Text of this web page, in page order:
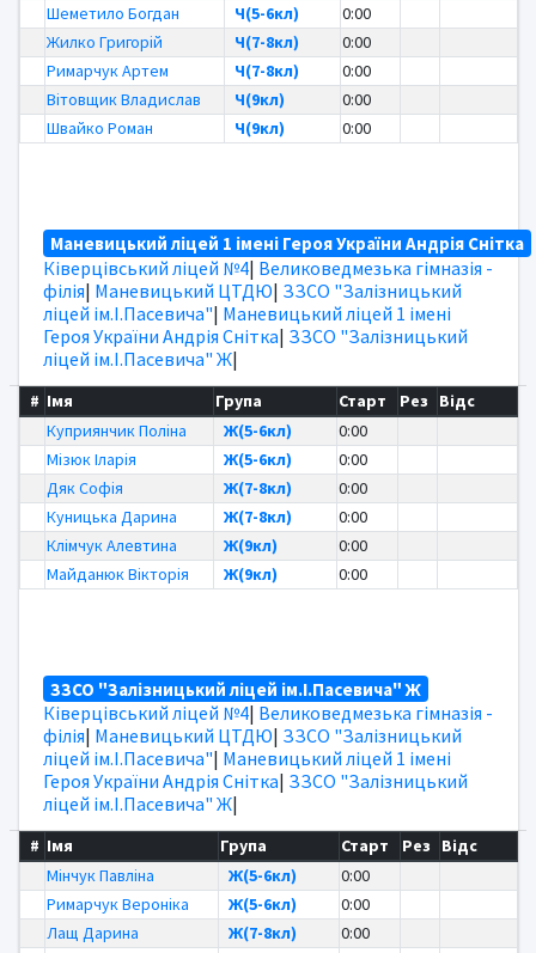
Шеметило Богдан
Ч(5-6кл)
0:00
Жилко Григорій
Ч(7-8кл)
0:00
Римарчук Артем
Ч(7-8кл)
0:00
Вітовщик Владислав
Ч(9кл)
0:00
Швайко Роман
Ч(9кл) 0:00
Маневицький ліцей 1 імені Героя України Андрія Снітка
Ківерцівський ліцей №4| Великоведмезька гімназія -
філія| Маневицький ЦТДЮ| ЗЗСО "Залізницький
ліцей ім.І.Пасевича"| Маневицький ліцей 1 імені
Героя України Андрія Снітка| ЗЗСО "Залізницький
ліцей ім.І.Пасевича" Ж|
# Імя Група Старт Рез
Відс
Куприянчик Поліна
Ж(5-6кл)
0:00
Мізюк Іларія
Ж(5-6кл)
0:00
Дяк Софія
Ж(7-8кл)
0:00
Куницька Дарина
Ж(7-8кл)
0:00
Клімчук Алевтина
Ж(9кл)
0:00
Майданюк Вікторія
Ж(9кл) 0:00
ЗЗСО "Залізницький ліцей ім.І.Пасевича" Ж
Ківерцівський ліцей №4| Великоведмезька гімназія -
філія| Маневицький ЦТДЮ| ЗЗСО "Залізницький
ліцей ім.І.Пасевича"| Маневицький ліцей 1 імені
Героя України Андрія Снітка| ЗЗСО "Залізницький
ліцей ім.І.Пасевича" Ж|
# Імя Група Старт Рез
Відс
Мінчук Павліна
Ж(5-6кл)
0:00
Римарчук Вероніка
Ж(5-6кл)
0:00
Лащ Дарина
Ж(7-8кл)
0:00